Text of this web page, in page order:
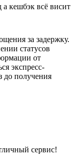
а кешбэк всё висит
за задержку.
статусов
от
экспресс-
до получения
сервис!